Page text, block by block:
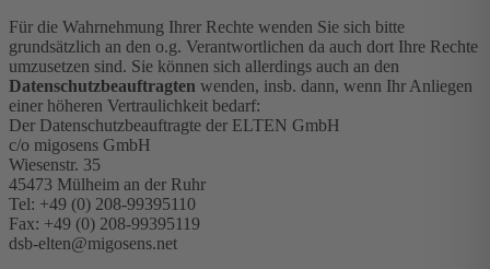
Für die Wahrnehmung Ihrer Rechte wenden Sie sich bitte
grundsätzlich an den o.g. Verantwortlichen da auch dort Ihre Rechte
umzusetzen sind. Sie können sich allerdings auch an den
Datenschutzbeauftragten wenden, insb. dann, wenn Ihr Anliegen
einer höheren Vertraulichkeit bedarf:
Der Datenschutzbeauftragte der ELTEN GmbH
c/o migosens GmbH
Wiesenstr. 35
45473 Mülheim an der Ruhr
Tel: +49 (0) 208-99395110
Fax: +49 (0) 208-99395119
dsb-elten@migosens.net